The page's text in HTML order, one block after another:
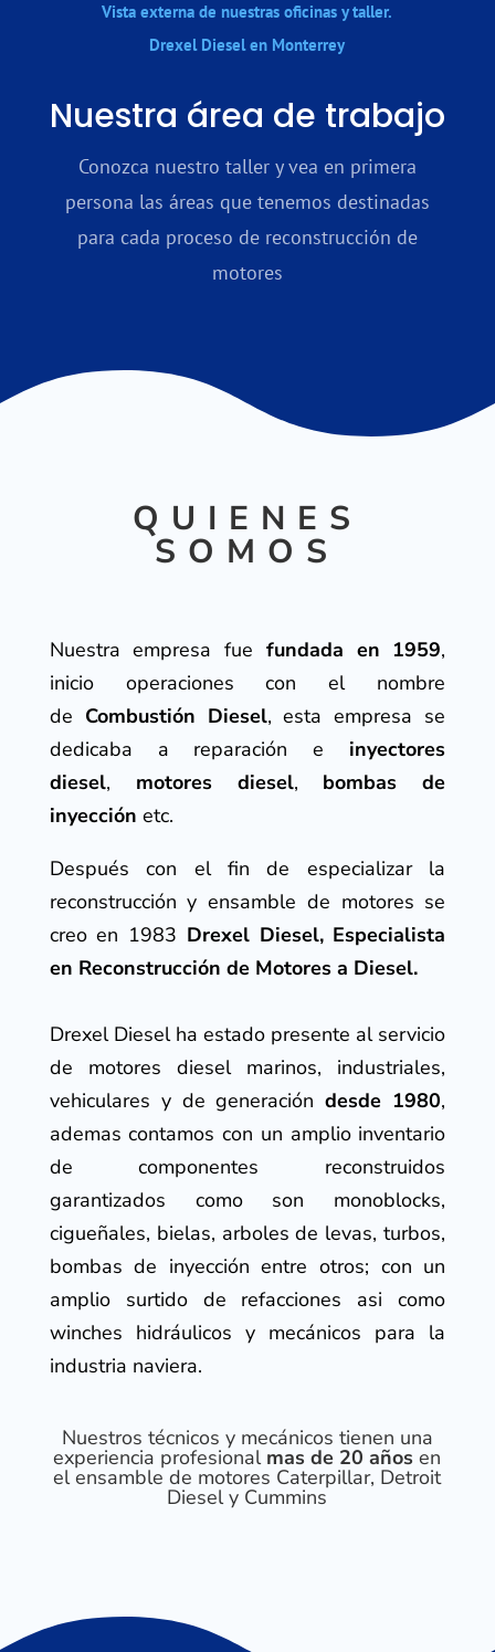
Vista externa de nuestras oficinas y taller.
Drexel Diesel en Monterrey
Nuestra área de trabajo
Conozca nuestro taller y vea en primera
persona las áreas que tenemos destinadas
para cada proceso de reconstrucción de
motores
QUIENES
SOMOS
Nuestra empresa fue fundada en 1959,
inicio operaciones con el nombre
de Combustión Diesel, esta empresa se
dedicaba a reparación e
inyectores
diesel, motores diesel,
bombas de
inyección etc.
Después con el fin de especializar la
reconstrucción y ensamble de motores se
creo en 1983 Drexel Diesel, Especialista
en Reconstrucción de Motores a Diesel.
Drexel Diesel ha estado presente al servicio
de motores diesel marinos, industriales,
vehiculares y de generación desde 1980,
ademas contamos con un amplio inventario
de componentes reconstruidos
garantizados como son monoblocks,
cigueñales, bielas, arboles de levas, turbos,
bombas de inyección entre otros; con un
amplio surtido de refacciones asi como
winches hidráulicos y mecánicos para la
industria naviera.
Nuestros técnicos y mecánicos tienen una
experiencia profesionalmas de 20 años en
el ensamble de motores Caterpillar, Detroit
Diesel y Cummins